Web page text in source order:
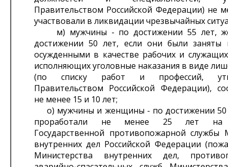
Правительством Российской Федерации) не
участвовали в ликвидации чрезвычайных
м) мужчины - по достижении 55 лет,
достижении 50 лет, если они были заняты
осужденными в качестве рабочих и
исполняющих уголовные наказания в виде
(по списку работ и профессий,
Правительством Российской Федерации),
не менее 15 и 10 лет;
о) мужчины и женщины - по достижении 50
проработали не менее 25 лет на
Государственной противопожарной службы
внутренних дел Российской Федерации
Министерства внутренних дел,